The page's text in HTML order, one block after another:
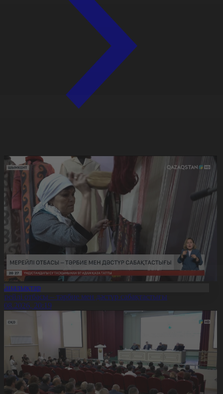
отбасы – тәрбие мен дәстүр сабақтастығы
20:19